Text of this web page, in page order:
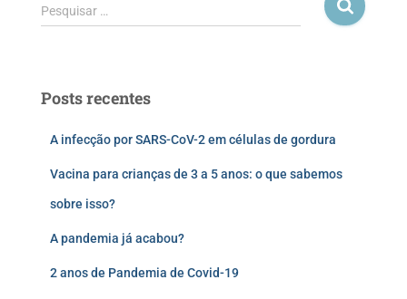
Pesquisar …
Posts recentes
A infecção por SARS-CoV-2 em células de gordura
Vacina para crianças de 3 a 5 anos: o que sabemos
sobre isso?
A pandemia já acabou?
2 anos de Pandemia de Covid-19